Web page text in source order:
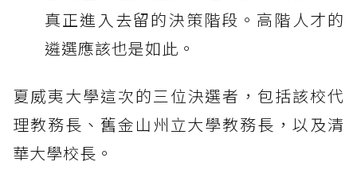
真正進入去留的決策階段。高階人才的
遴選應該也是如此。
夏威夷大學這次的三位決選者，包括該校代
理教務長、舊金山州立大學教務長，以及清
華大學校長。